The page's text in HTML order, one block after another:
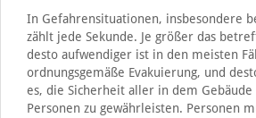
In Gefahrensituationen, insbesondere
zählt jede Sekunde. Je größer das
desto aufwendiger ist in den meisten
ordnungsgemäße Evakuierung, und
es, die Sicherheit aller in dem
Personen zu gewährleisten. Personen